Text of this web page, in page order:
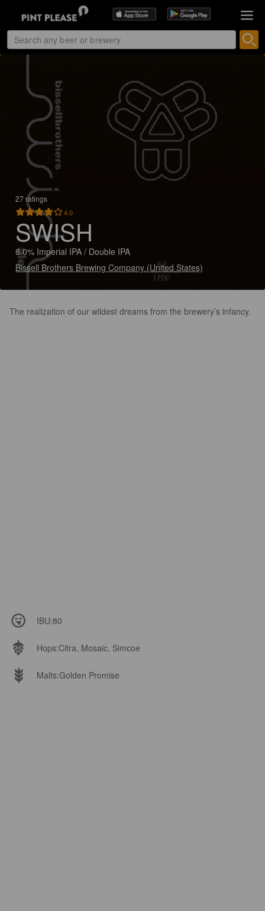
27 ratings
4.0
SWISH
8.0% Imperial IPA / Double IPA
Bissell Brothers Brewing Company (United States)
The realization of our wildest dreams from the brewery’s infancy.
IBU:80
Hops:Citra, Mosaic, Simcoe
Malts:Golden Promise